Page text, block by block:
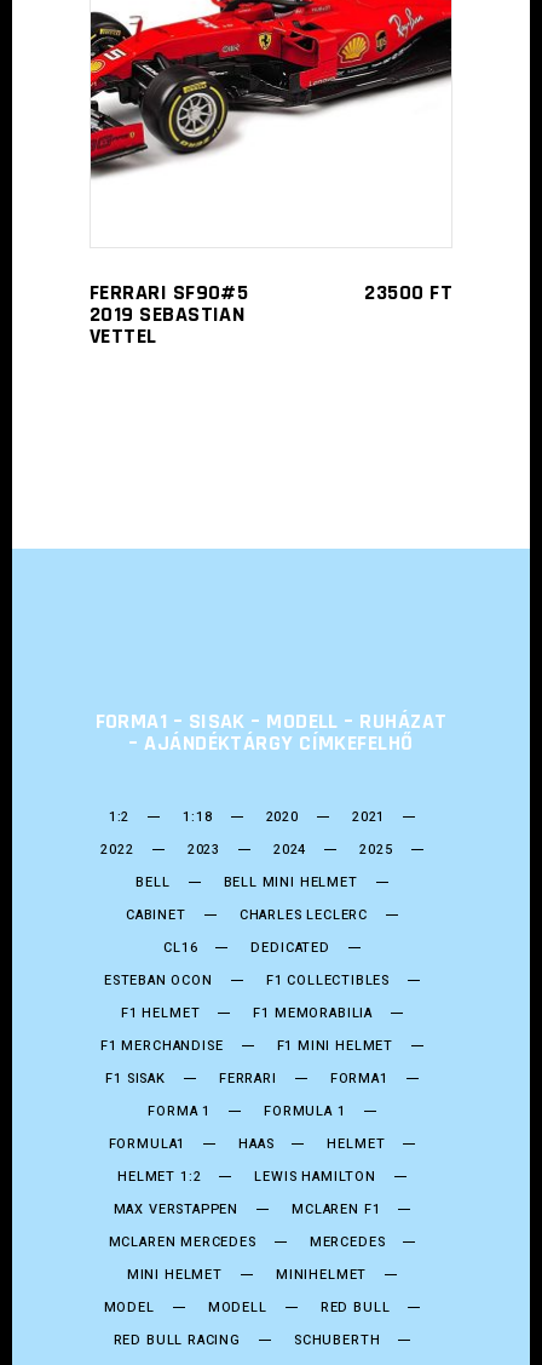
TOVÁBB
FERRARI SF90#5
2019 SEBASTIAN
VETTEL
23500 FT
FORMA1 – SISAK – MODELL – RUHÁZAT
– AJÁNDÉKTÁRGY CÍMKEFELHŐ
1:2 1:18 2020
2021
2022
2023 2024
2025
BELL
BELL MINI HELMET
CABINET
CHARLES LECLERC
CL16
DEDICATED
ESTEBAN OCON
F1 COLLECTIBLES
F1 HELMET
F1 MEMORABILIA
F1 MERCHANDISE
F1 MINI HELMET
F1 SISAK
FERRARI
FORMA1
FORMA 1
FORMULA 1
FORMULA1
HAAS
HELMET
HELMET 1:2
LEWIS HAMILTON
MAX VERSTAPPEN
MCLAREN F1
MCLAREN MERCEDES
MERCEDES
MINI HELMET
MINIHELMET
MODEL
MODELL
RED BULL
RED BULL RACING
SCHUBERTH